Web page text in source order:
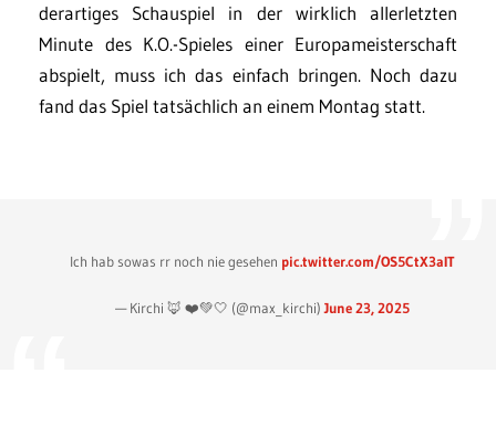
derartiges Schauspiel in der wirklich allerletzten
Minute des K.O.-Spieles einer Europameisterschaft
abspielt, muss ich das einfach bringen. Noch dazu
fand das Spiel tatsächlich an einem Montag statt.
Ich hab sowas rr noch nie gesehen pic.twitter.com/OS5CtX3aIT
— Kirchi 🦊 ❤️💚🤍 (@max_kirchi)June 23, 2025